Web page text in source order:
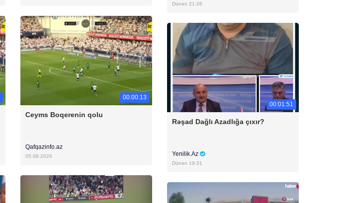
00:00:13
Ceyms Boqerenin qolu
Qafqazinfo.az
05.08.2026
Dünən 21:26
00:01:51
Rəşad Dağlı Azadlığa çıxır?
Yenilik.Az
Dünən 19:31